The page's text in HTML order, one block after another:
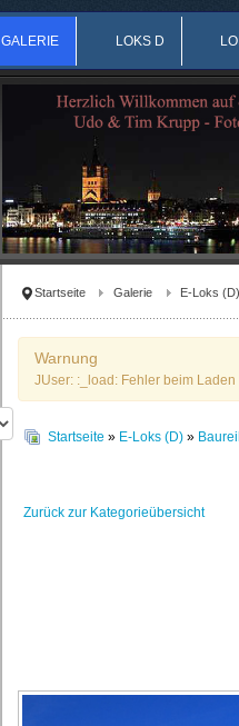
GALERIE LOKS D
Startseite Galerie E-Loks (D)
Warnung
JUser: :_load: Fehler beim
Startseite » E-Loks (D) »
Zurück zur Kategorieübersicht